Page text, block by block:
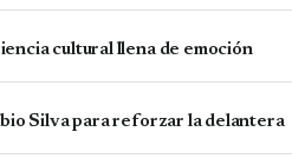
cultural llena de emoción
Silva para reforzar la delantera